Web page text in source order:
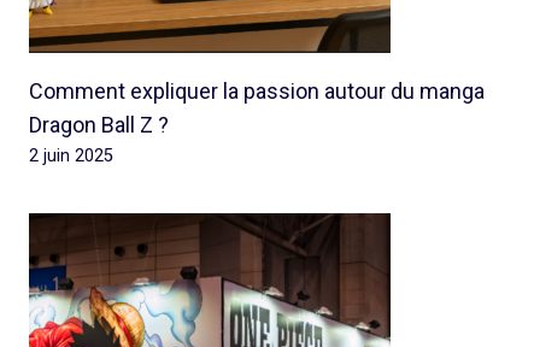
Comment expliquer la passion autour du manga
Dragon Ball Z ?
2 juin 2025